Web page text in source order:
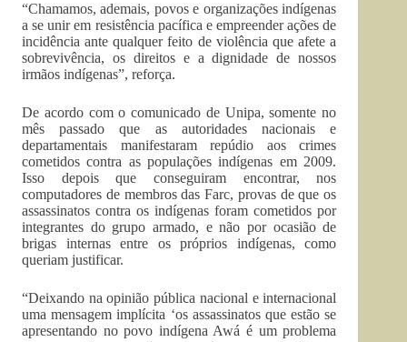
“Chamamos, ademais, povos e organizações indígenas
a se unir em resistência pacífica e empreender ações de
incidência ante qualquer feito de violência que afete a
sobrevivência, os direitos e a dignidade de nossos
irmãos indígenas”, reforça.
De acordo com o comunicado de Unipa, somente no
mês passado que as autoridades nacionais e
departamentais manifestaram repúdio aos crimes
cometidos contra as populações indígenas em 2009.
Isso depois que conseguiram encontrar, nos
computadores de membros das Farc, provas de que os
assassinatos contra os indígenas foram cometidos por
integrantes do grupo armado, e não por ocasião de
brigas internas entre os próprios indígenas, como
queriam justificar.
“Deixando na opinião pública nacional e internacional
uma mensagem implícita ‘os assassinatos que estão se
apresentando no povo indígena Awá é um problema